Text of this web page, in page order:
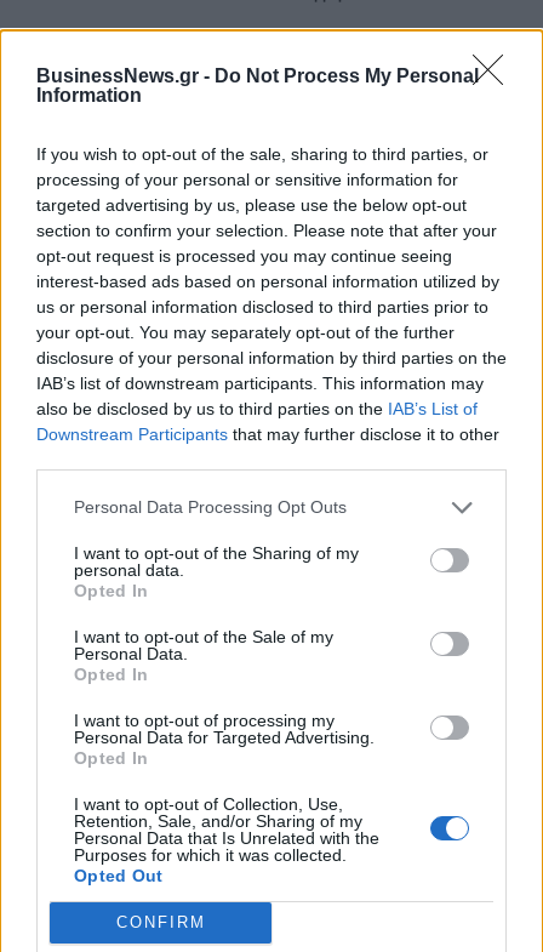
BusinessNews.gr - Do Not Process My Personal
Information
If you wish to opt-out of the sale, sharing to third parties, or
processing of your personal or sensitive information for
targeted advertising by us, please use the below opt-out
section to confirm your selection. Please note that after your
opt-out request is processed you may continue seeing
interest-based ads based on personal information utilized by
us or personal information disclosed to third parties prior to
your opt-out. You may separately opt-out of the further
disclosure of your personal information by third parties on the
IAB’s list of downstream participants. This information may
also be disclosed by us to third parties on the IAB’s List of
Downstream Participants that may further disclose it to other
Personal Data Processing Opt Outs
I want to opt-out of the Sharing of my
personal data.
Opted In
I want to opt-out of the Sale of my
Personal Data.
Opted In
I want to opt-out of processing my
Personal Data for Targeted Advertising.
Opted In
I want to opt-out of Collection, Use,
Retention, Sale, and/or Sharing of my
Personal Data that Is Unrelated with the
Purposes for which it was collected.
Opted Out
CONFIRM
Fourlis: Συμφωνία για την πώληση συμμετοχής στο Sofia South Ring
Mall έναντι 49,35 εκατ. ευρώ
Χρηματιστήριο Αθηνών:
Εβδομαδιαία άνοδος 1,76%,
κέρδη 23,31% από τις αρχές
ΣΚΑΪ: Ολοκληρώθηκε η θητεία
του Γρηγόρη Δημητριάδη - Ο
Γιάννης Αλαφούζος επιστρέφει
στη θέση του CEO
Media: Με ενίσχυση 8 εκατ. ευρώ σε 451 επιχειρήσεις ξεκίνησε το
πρόγραμμα στήριξης- Κάλυψη εισφορών ΕΔΟΕΑΠ
Η Toyota φέρνει νέα γενιά
Σε κινεζική… πολιορκία η
αυτοκινητοβιομηχανία
Νέο Audi A2 e-tron με στόχο την κορυφή της αποδοτικότητας
Σασλόγλου: «Ξεχνάμε ό,τι έγινε
και προχωράμε»
Εθνική Κορασίδων: Νίκησε με
Ελληνική Αναπτυξιακή Τράπεζα: Με «προίκα» 2 δισ. ευρώ ανοίγει